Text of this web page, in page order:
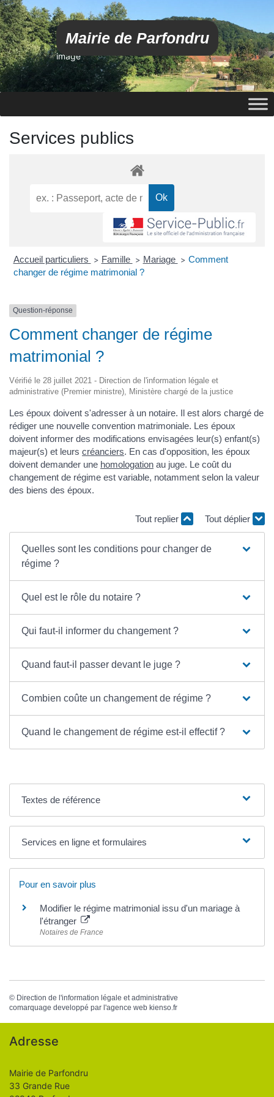
Mairie de Parfondru
image
Services publics
Accueil particuliers > Famille > Mariage > Comment
changer de régime matrimonial ?
Question-réponse
Comment changer de régime
matrimonial ?
Vérifié le 28 juillet 2021 - Direction de l'information légale et
administrative (Premier ministre), Ministère chargé de la justice
Les époux doivent s'adresser à un notaire. Il est alors chargé de
rédiger une nouvelle convention matrimoniale. Les époux
doivent informer des modifications envisagées leur(s) enfant(s)
majeur(s) et leurs créanciers. En cas d'opposition, les époux
doivent demander une homologation au juge. Le coût du
changement de régime est variable, notamment selon la valeur
des biens des époux.
Tout replier Tout déplier
Quelles sont les conditions pour changer de
régime ?
Quel est le rôle du notaire ?
Qui faut-il informer du changement ?
Quand faut-il passer devant le juge ?
Combien coûte un changement de régime ?
Quand le changement de régime est-il effectif ?
Textes de référence
Services en ligne et formulaires
Pour en savoir plus
Modifier le régime matrimonial issu d'un mariage à
l'étranger
Notaires de France
© Direction de l'information légale et administrative
comarquage developpé par l'agence web kienso.fr
Adresse
Mairie de Parfondru
33 Grande Rue